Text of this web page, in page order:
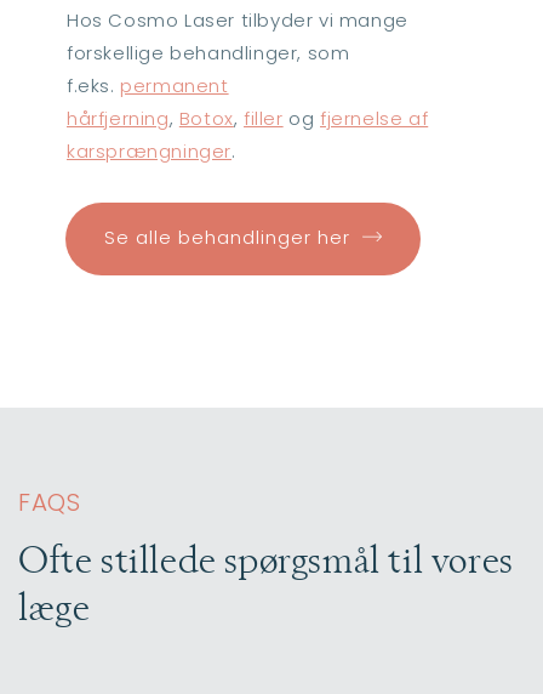
Hos Cosmo Laser tilbyder vi mange
forskellige behandlinger, som
f.eks. permanent
hårfjerning, Botox,filler ogfjernelse af
karsprængninger.
Se alle behandlinger her
FAQS
Ofte stillede spørgsmål til vores
læge